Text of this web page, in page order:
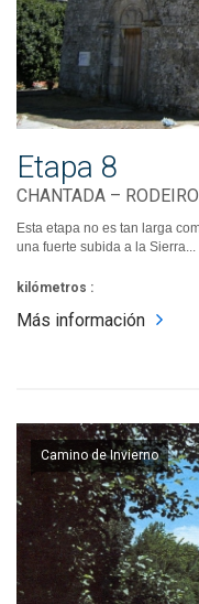
Etapa 8
CHANTADA – RODEIRO
Esta etapa no es tan larga
una fuerte subida a la Sierra...
kilómetros :
Más información
Camino de Invierno